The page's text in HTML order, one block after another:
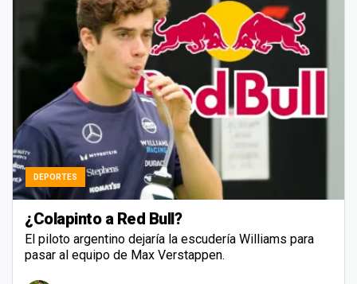
DEPORTES
¿Colapinto a Red Bull?
El piloto argentino dejaría la escudería Williams para
pasar al equipo de Max Verstappen.